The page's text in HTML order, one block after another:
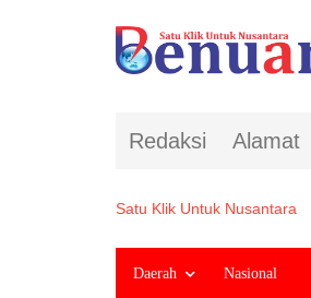
Redaksi Alamat
Satu Klik Untuk Nusantara
Daerah Nasional